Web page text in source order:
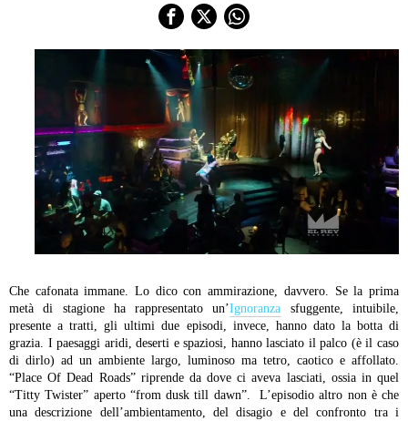
Che cafonata immane. Lo dico con ammirazione, davvero. Se la prima
metà di stagione ha rappresentato un’Ignoranza sfuggente, intuibile,
presente a tratti, gli ultimi due episodi, invece, hanno dato la botta di
grazia. I paesaggi aridi, deserti e spaziosi, hanno lasciato il palco (è il caso
di dirlo) ad un ambiente largo, luminoso ma tetro, caotico e affollato.
“Place Of Dead Roads” riprende da dove ci aveva lasciati, ossia in quel
“Titty Twister” aperto “from dusk till dawn”. L’episodio altro non è che
una descrizione dell’ambientamento, del disagio e del confronto tra i